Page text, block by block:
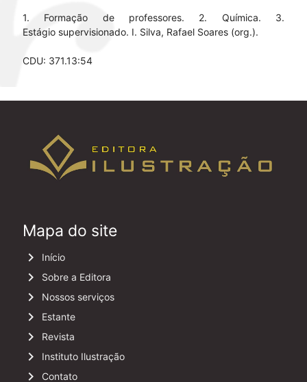
1. Formação de professores. 2. Química. 3.
Estágio supervisionado. I. Silva, Rafael Soares (org.).
CDU: 371.13:54
Mapa do site
keyboard_arrow_right Início
keyboard_arrow_right Sobre a Editora
keyboard_arrow_right Nossos serviços
keyboard_arrow_right Estante
keyboard_arrow_right Revista
keyboard_arrow_right Instituto Ilustração
keyboard_arrow_right Contato